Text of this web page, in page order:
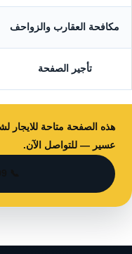
مكافحة العقارب والزواحف
تأجير الصفحة
هذه الصفحة متاحة
عسير — للتواصل الآن.